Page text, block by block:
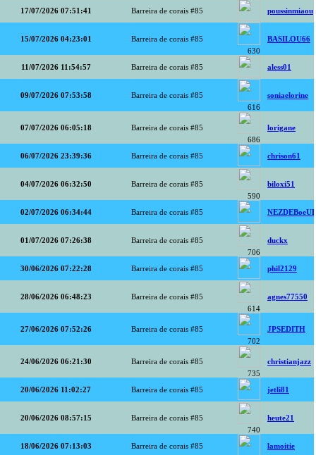
17/07/2026 07:51:41 Barreira de corais #85 poussinmiaou
15/07/2026 04:23:01
Barreira de corais #85
630
BASILOU66
11/07/2026 11:54:57 Barreira de corais #85 aless01
09/07/2026 07:53:58
Barreira de corais #85
616
soniaelorine
07/07/2026 06:05:18
Barreira de corais #85
686
lorigane
06/07/2026 23:39:36 Barreira de corais #85 chrison61
04/07/2026 06:32:50
Barreira de corais #85
590
biloxi51
02/07/2026 06:34:44 Barreira de corais #85
01/07/2026 07:26:38
Barreira de corais #85
706
duckx
30/06/2026 07:22:28 Barreira de corais #85 phil2129
28/06/2026 06:48:23
Barreira de corais #85
614
agnes77550
27/06/2026 07:52:26
Barreira de corais #85
702
JPSEDITH
24/06/2026 06:21:30
Barreira de corais #85
735
christianjazz
20/06/2026 11:02:27 Barreira de corais #85 jetli81
20/06/2026 08:57:15
Barreira de corais #85
740
heute21
18/06/2026 07:13:03 Barreira de corais #85 lamoitie